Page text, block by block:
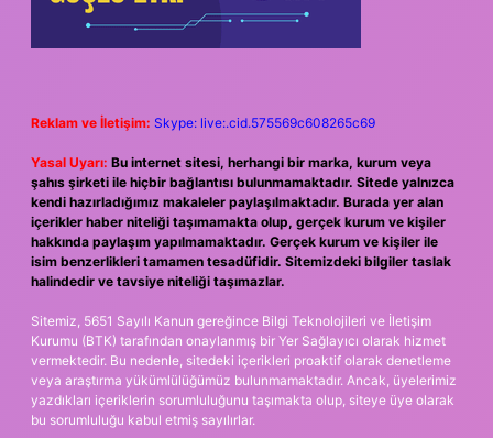
Reklam ve İletişim: Skype: live:.cid.575569c608265c69
Yasal Uyarı: Bu internet sitesi, herhangi bir marka, kurum veya
şahıs şirketi ile hiçbir bağlantısı bulunmamaktadır. Sitede yalnızca
kendi hazırladığımız makaleler paylaşılmaktadır. Burada yer alan
içerikler haber niteliği taşımamakta olup, gerçek kurum ve kişiler
hakkında paylaşım yapılmamaktadır. Gerçek kurum ve kişiler ile
isim benzerlikleri tamamen tesadüfidir. Sitemizdeki bilgiler taslak
halindedir ve tavsiye niteliği taşımazlar.
Sitemiz, 5651 Sayılı Kanun gereğince Bilgi Teknolojileri ve İletişim
Kurumu (BTK) tarafından onaylanmış bir Yer Sağlayıcı olarak hizmet
vermektedir. Bu nedenle, sitedeki içerikleri proaktif olarak denetleme
veya araştırma yükümlülüğümüz bulunmamaktadır. Ancak, üyelerimiz
yazdıkları içeriklerin sorumluluğunu taşımakta olup, siteye üye olarak
bu sorumluluğu kabul etmiş sayılırlar.